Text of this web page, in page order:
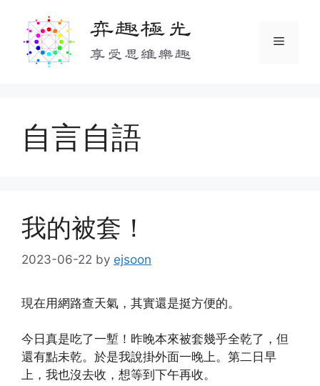
content
弈趣極光
享受思維樂趣
Menu
自言自語
我的被套！
2023-06-22 by ejsoon
現在用網路查天氣，其實還是挺方便的。
今日真是吃了一塹！昨晚本來被套幾乎全乾了，但
還有點未乾。於是我說掛外面一晚上。第二日早
上，我也沒去收，想等到下午再收。